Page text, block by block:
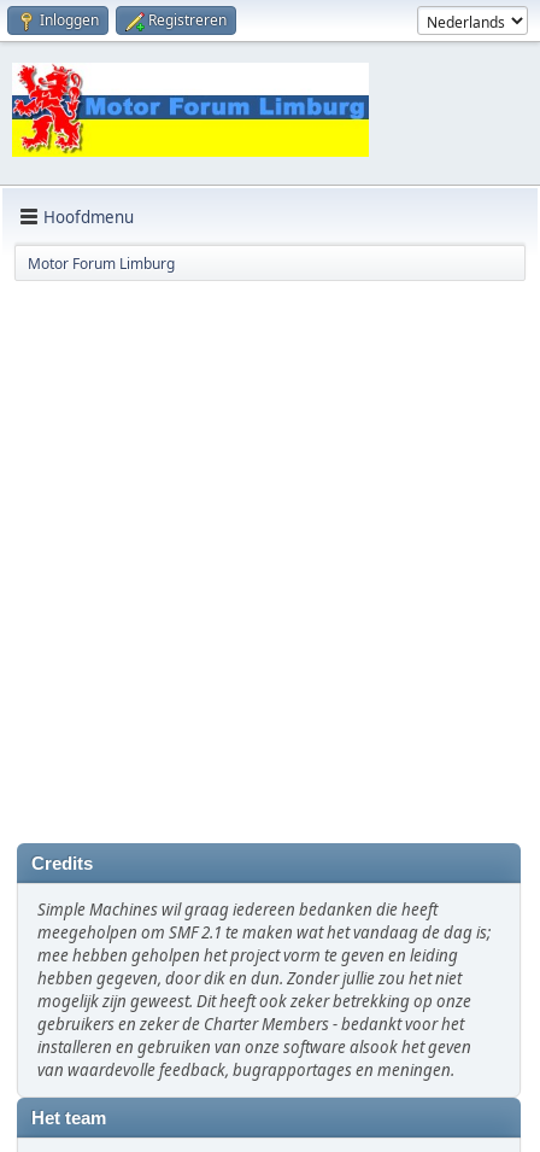
Inloggen Registreren
Hoofdmenu
Motor Forum Limburg
Credits
Simple Machines wil graag iedereen bedanken die heeft
meegeholpen om SMF 2.1 te maken wat het vandaag de dag is;
mee hebben geholpen het project vorm te geven en leiding
hebben gegeven, door dik en dun. Zonder jullie zou het niet
mogelijk zijn geweest. Dit heeft ook zeker betrekking op onze
gebruikers en zeker de Charter Members - bedankt voor het
installeren en gebruiken van onze software alsook het geven
van waardevolle feedback, bugrapportages en meningen.
Het team